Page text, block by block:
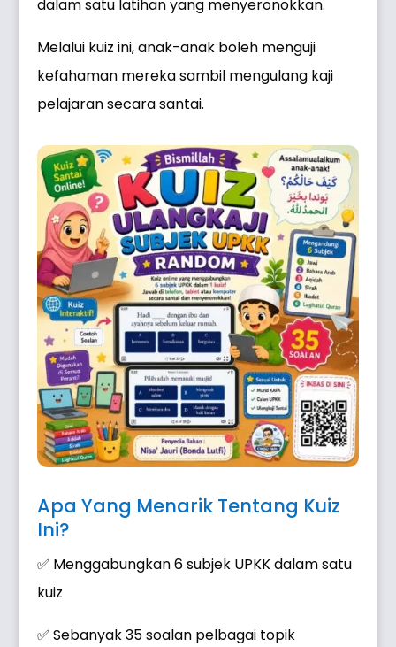
dalam satu latihan yang menyeronokkan.
Melalui kuiz ini, anak-anak boleh menguji
kefahaman mereka sambil mengulang kaji
pelajaran secara santai.
Apa Yang Menarik Tentang Kuiz
Ini?
✅ Menggabungkan 6 subjek UPKK dalam satu
kuiz
✅ Sebanyak 35 soalan pelbagai topik